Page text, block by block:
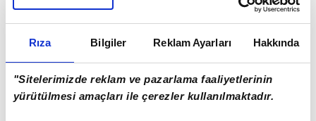
Rıza Bilgiler Reklam Ayarları Hakkında
"Sitelerimizde reklam ve pazarlama faaliyetlerinin
yürütülmesi amaçları ile çerezler kullanılmaktadır.